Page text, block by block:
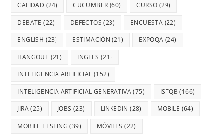
CALIDAD (24) CUCUMBER (60) CURSO (29)
DEBATE (22) DEFECTOS (23) ENCUESTA (22)
ENGLISH (23) ESTIMACIÓN (21) EXPOQA (24)
HANGOUT (21) INGLES (21)
INTELIGENCIA ARTIFICIAL (152)
INTELIGENCIA ARTIFICIAL GENERATIVA(75) ISTQB (166)
JIRA(25) JOBS (23) LINKEDIN (28) MOBILE (64)
MOBILE TESTING (39) MÓVILES (22)